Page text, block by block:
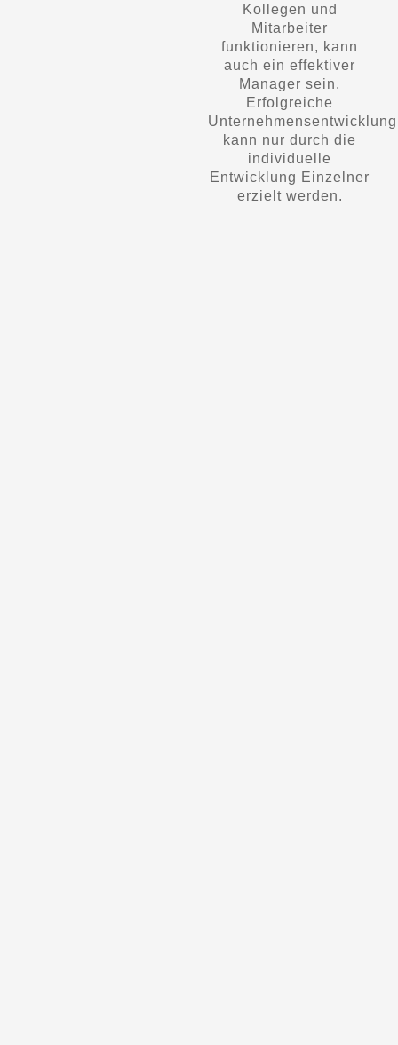
Kollegen und
Mitarbeiter
funktionieren, kann
auch ein effektiver
Manager sein.
Erfolgreiche
Unternehmensentwicklung
kann nur durch die
individuelle
Entwicklung Einzelner
erzielt werden.